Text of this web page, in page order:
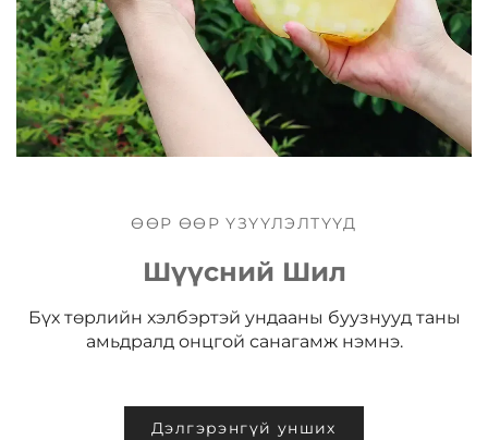
ӨӨР ӨӨР ҮЗҮҮЛЭЛТҮҮД
Шүүсний Шил
Бүх төрлийн хэлбэртэй ундааны буузнууд таны
амьдралд онцгой санагамж нэмнэ.
Дэлгэрэнгүй унших